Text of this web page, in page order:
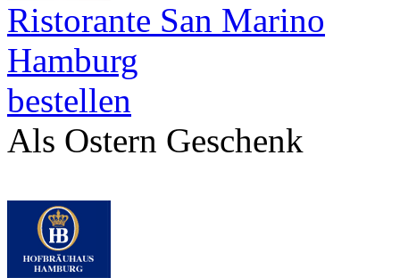
Ristorante San Marino
Hamburg
bestellen
Als Ostern Geschenk